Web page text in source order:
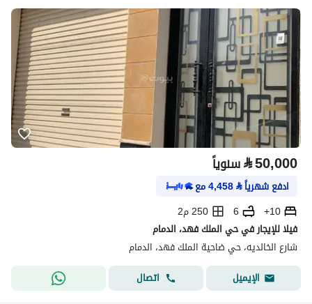
⃁50,000 سنوياً
ادفع شهرياً⃁
4,458مع
10+
6
250 م2
فيلا للإيجار في حي الملك فهد، الدمام
شارع الخالديه، حي ضاحية الملك فهد، الدمام
الإيميل
اتصال